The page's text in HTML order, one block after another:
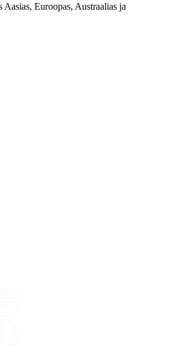
Euroopas, Austraalias ja